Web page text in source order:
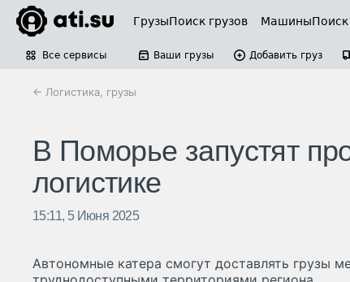
ГрузыПоиск грузов Машины
Все сервисы Ваши грузы Добавить груз
← Логистика, грузы
В Поморье запустят
логистике
15:11, 5 Июня 2025
Автономные катера смогут доставлять грузы